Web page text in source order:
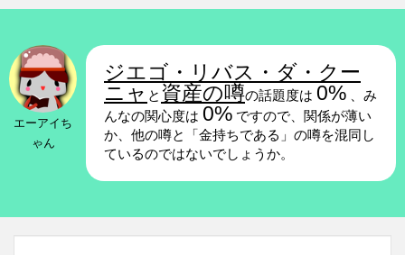
エーアイち
ゃん
ジエゴ・リバス・ダ・クー
ニャ と 資産の噂の話題度は 0% 、み
んなの関心度は 0% ですので、関係が薄い
か、他の噂と「金持ちである」の噂を混同し
ているのではないでしょうか。